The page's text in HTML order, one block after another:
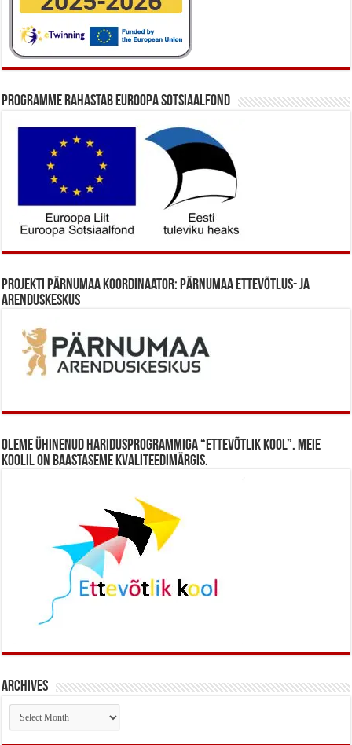
Programme rahastab Euroopa Sotsiaalfond
Projekti Pärnumaa koordinaator: Pärnumaa Ettevõtlus- ja
Arenduskeskus
Oleme ühinenud haridusprogrammiga “Ettevõtlik Kool”. Meie
koolil on baastaseme kvaliteedimärgis.
Archives
Archives